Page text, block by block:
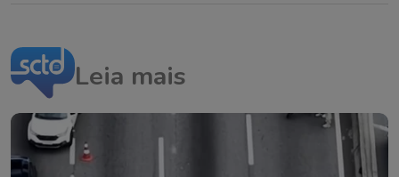
Leia mais